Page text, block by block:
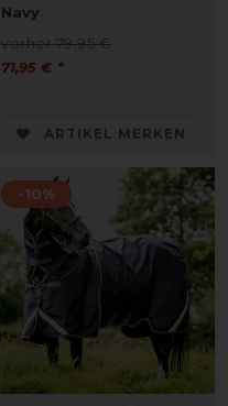
Navy
vorher 79,95 €
71,95 € *
ARTIKEL MERKEN
-10%